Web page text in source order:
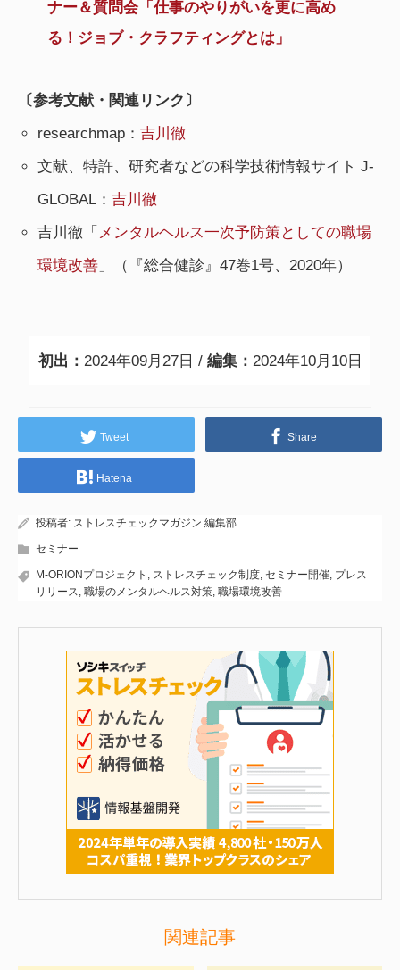
ナー＆質問会「仕事のやりがいを更に高め
る！ジョブ・クラフティングとは」
〔参考文献・関連リンク〕
researchmap：吉川徹
文献、特許、研究者などの科学技術情報サイト J-
GLOBAL：吉川徹
吉川徹「 メンタルヘルス一次予防策としての職場
環境改善 」（『総合健診』47巻1号、2020年）
初出： 2024年09月27日 / 編集： 2024年10月10日
Tweet Share
Hatena
投稿者: ストレスチェックマガジン 編集部
セミナー
M-ORIONプロジェクト , ストレスチェック制度, セミナー開催, プレス
リリース, 職場のメンタルヘルス対策, 職場環境改善
関連記事